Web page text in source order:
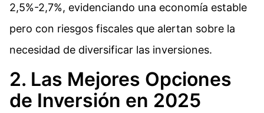
2,5%-2,7%, evidenciando una economía estable
pero con riesgos fiscales que alertan sobre la
necesidad de diversificar las inversiones.
2. Las Mejores Opciones
de Inversión en 2025